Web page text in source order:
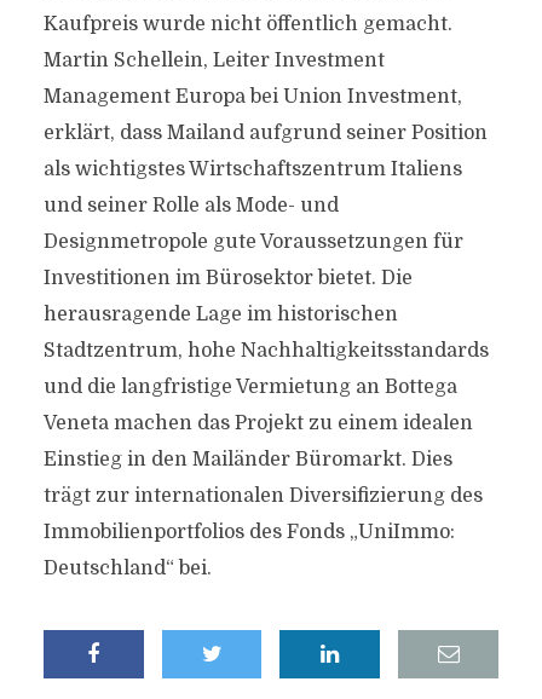
Kaufpreis wurde nicht öffentlich gemacht.
Martin Schellein, Leiter Investment
Management Europa bei Union Investment,
erklärt, dass Mailand aufgrund seiner Position
als wichtigstes Wirtschaftszentrum Italiens
und seiner Rolle als Mode- und
Designmetropole gute Voraussetzungen für
Investitionen im Bürosektor bietet. Die
herausragende Lage im historischen
Stadtzentrum, hohe Nachhaltigkeitsstandards
und die langfristige Vermietung an Bottega
Veneta machen das Projekt zu einem idealen
Einstieg in den Mailänder Büromarkt. Dies
trägt zur internationalen Diversifizierung des
Immobilienportfolios des Fonds „UniImmo:
Deutschland“ bei.